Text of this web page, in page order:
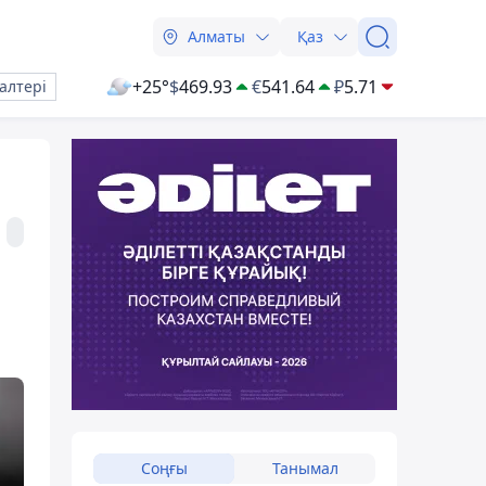
Алматы Қаз
+25°$469.93 €541.64 ₽5.71
Соңғы Танымал